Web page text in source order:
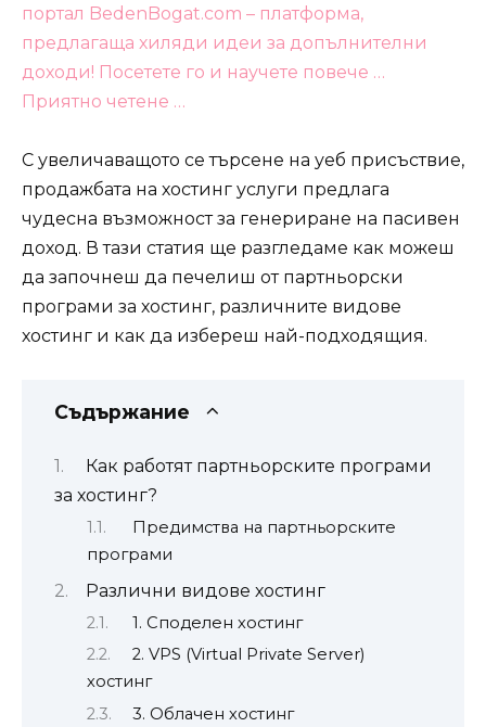
портал BedenBogat.com – платформа,
предлагаща хиляди идеи за допълнителни
доходи! Посетете го и научете повече …
Приятно четене …
С увеличаващото се търсене на уеб присъствие,
продажбата на хостинг услуги предлага
чудесна възможност за генериране на пасивен
доход. В тази статия ще разгледаме как можеш
да започнеш да печелиш от партньорски
програми за хостинг, различните видове
хостинг и как да избереш най-подходящия.
Съдържание
Как работят партньорските програми
за хостинг?
Предимства на партньорските
програми
Различни видове хостинг
1. Споделен хостинг
2. VPS (Virtual Private Server)
хостинг
3. Облачен хостинг